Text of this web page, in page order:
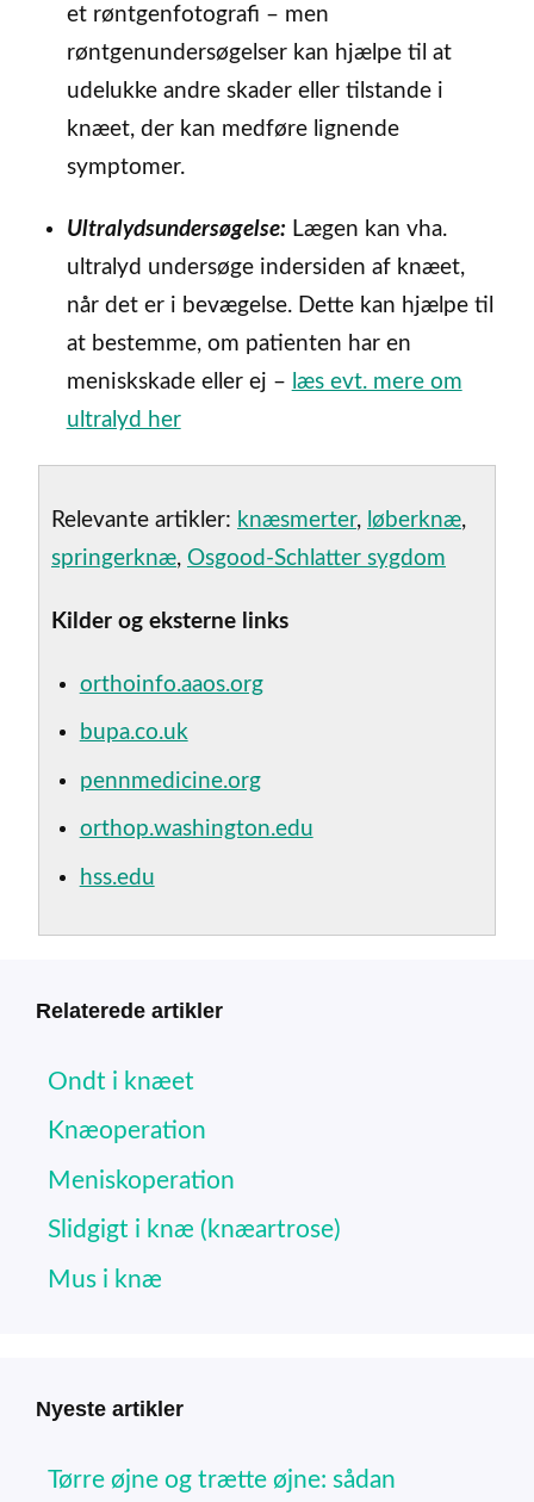
et røntgenfotografi – men
røntgenundersøgelser kan hjælpe til at
udelukke andre skader eller tilstande i
knæet, der kan medføre lignende
symptomer.
Ultralydsundersøgelse: Lægen kan vha.
ultralyd undersøge indersiden af knæet,
når det er i bevægelse. Dette kan hjælpe til
at bestemme, om patienten har en
meniskskade eller ej – læs evt. mere om
ultralyd her
Relevante artikler: knæsmerter, løberknæ,
springerknæ, Osgood-Schlatter sygdom
Kilder og eksterne links
orthoinfo.aaos.org
bupa.co.uk
pennmedicine.org
orthop.washington.edu
hss.edu
Relaterede artikler
Ondt i knæet
Knæoperation
Meniskoperation
Slidgigt i knæ (knæartrose)
Mus i knæ
Nyeste artikler
Tørre øjne og trætte øjne: sådan